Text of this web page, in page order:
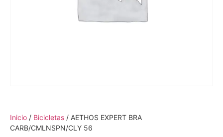
Inicio / Bicicletas / AETHOS EXPERT BRA
CARB/CMLNSPN/CLY 56